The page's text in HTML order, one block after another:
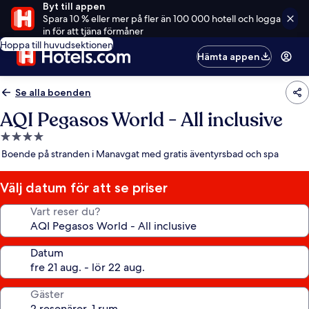
Byt till appen
Spara 10 % eller mer på fler än 100 000 hotell och logga
in för att tjäna förmåner
Hoppa till huvudsektionen
Hämta appen
Se alla boenden
AQI Pegasos World - All inclusive
4.0-
stjärnigt
Boende på stranden i Manavgat med gratis äventyrsbad och spa
Välj datum för att se priser
Vart reser du?
Datum
Gäster